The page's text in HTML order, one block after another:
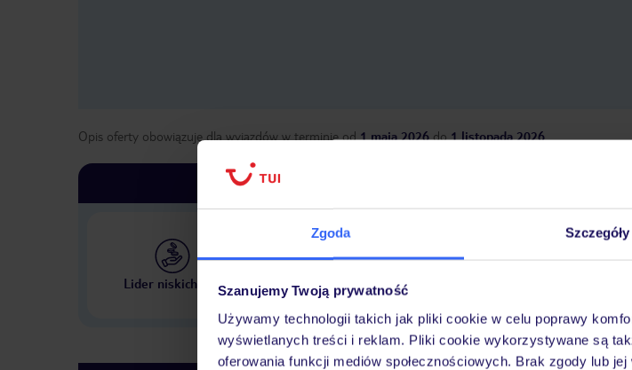
Zgoda Szczegóły
Szanujemy Twoją prywatność
Używamy technologii takich jak pliki cookie w celu poprawy
wyświetlanych treści i reklam. Pliki cookie wykorzystywane są
oferowania funkcji mediów społecznościowych. Brak zgody lub
Opis oferty obowiązuje dla wyjazdów w terminie od 1 maja 2026do1 listopada 2026
Lider niskich cen
w Polsce